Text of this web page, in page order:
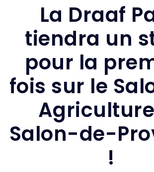
La Draaf
tiendra un
pour la
fois sur le
Salon-de-
!